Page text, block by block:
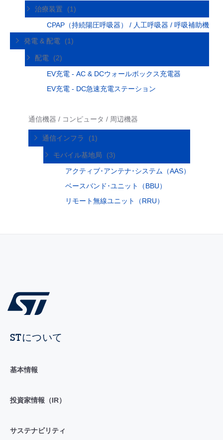
治療装置
(1)
CPAP（持続陽圧呼吸器） / 人工呼吸器 / 呼吸補助機
発電 & 配電
(1)
配電
(2)
EV充電 - AC & DCウォールボックス充電器
EV充電 - DC急速充電ステーション
通信機器 / コンピュータ / 周辺機器
通信インフラ (1)
モバイル基地局
(3)
アクティブ･アンテナ･システム（AAS）
ベースバンド･ユニット（BBU）
リモート無線ユニット（RRU）
STについて
基本情報
投資家情報（IR）
サステナビリティ